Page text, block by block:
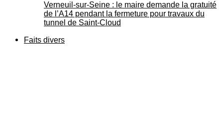
Verneuil-sur-Seine : le maire demande la gratuité
de l’A14 pendant la fermeture pour travaux du
tunnel de Saint-Cloud
Faits divers